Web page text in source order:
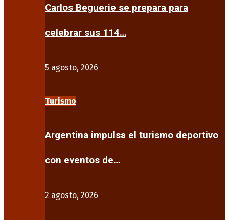
Carlos Beguerie se prepara para
celebrar sus 114…
5 agosto, 2026
Turismo
Argentina impulsa el turismo deportivo
con eventos de…
2 agosto, 2026